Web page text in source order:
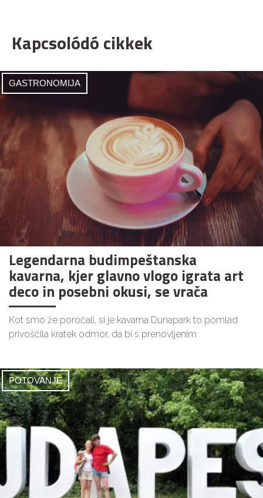
Kapcsolódó cikkek
GASTRONOMIJA
Legendarna budimpeštanska
kavarna, kjer glavno vlogo igrata art
deco in posebni okusi, se vrača
Kot smo že poročali, si je kavarna Dunapark to pomlad
privoščila kratek odmor, da bi s prenovljenim
POTOVANJE